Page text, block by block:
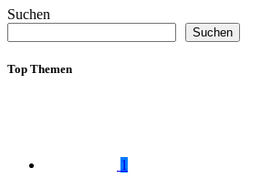
Suchen
Suchen
Top Themen
1